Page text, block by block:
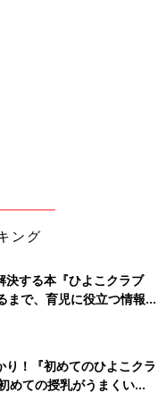
ング
決する本『ひよこクラブ
で、育児に役立つ情報が
！『初めてのひよこクラ
めての授乳がうまくい